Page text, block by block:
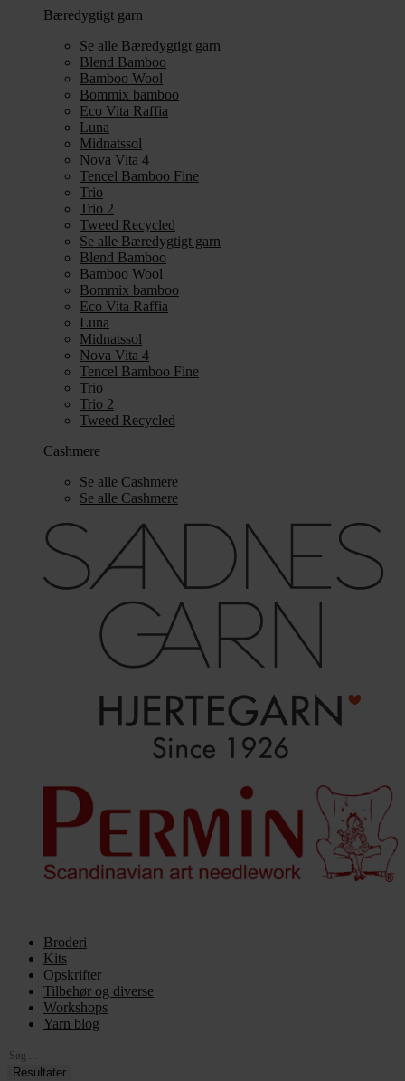
Bæredygtigt garn
Se alle Bæredygtigt garn
Blend Bamboo
Bamboo Wool
Bommix bamboo
Eco Vita Raffia
Luna
Midnatssol
Nova Vita 4
Tencel Bamboo Fine
Trio
Trio 2
Tweed Recycled
Se alle Bæredygtigt garn
Blend Bamboo
Bamboo Wool
Bommix bamboo
Eco Vita Raffia
Luna
Midnatssol
Nova Vita 4
Tencel Bamboo Fine
Trio
Trio 2
Tweed Recycled
Cashmere
Se alle Cashmere
Se alle Cashmere
Broderi
Kits
Opskrifter
Tilbehør og diverse
Workshops
Yarn blog
Search
...Resultater